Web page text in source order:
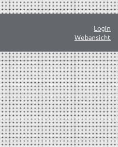
Login
Webansicht